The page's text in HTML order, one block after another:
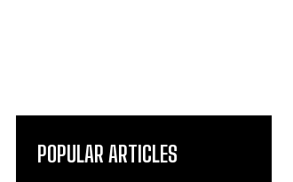
POPULAR ARTICLES